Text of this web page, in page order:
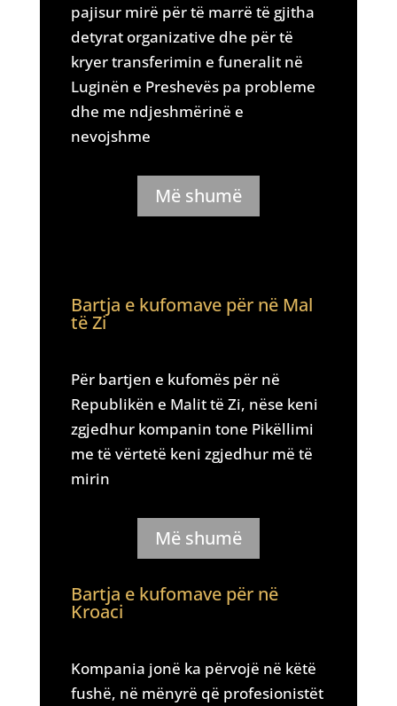
pajisur mirë për të marrë të gjitha
detyrat organizative dhe për të
kryer transferimin e funeralit në
Luginën e Preshevës pa probleme
dhe me ndjeshmërinë e
nevojshme
Më shumë
Bartja e kufomave për në Mal
të Zi
Për bartjen e kufomës për në
Republikën e Malit të Zi, nëse keni
zgjedhur kompanin tone Pikëllimi
me të vërtetë keni zgjedhur më të
mirin
Më shumë
Bartja e kufomave për në
Kroaci
Kompania jonë ka përvojë në këtë
fushë, në mënyrë që profesionistët